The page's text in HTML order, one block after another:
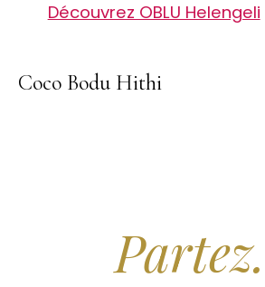
Découvrez OBLU Helengeli
Coco Bodu Hithi